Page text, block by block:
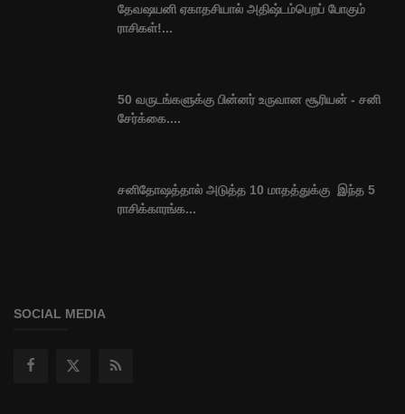
தேவஷயனி ஏகாதசியால் அதிஷ்டம்பெறப் போகும்
ராசிகள்!...
50 வருடங்களுக்கு பின்னர் உருவான சூரியன் - சனி
சேர்க்கை....
சனிதோஷத்தால் அடுத்த 10 மாதத்துக்கு இந்த 5
ராசிக்காரங்க...
SOCIAL MEDIA